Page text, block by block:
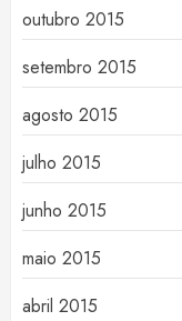
outubro 2015
setembro 2015
agosto 2015
julho 2015
junho 2015
maio 2015
abril 2015